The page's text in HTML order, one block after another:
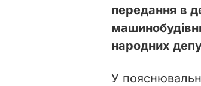
передання в
народних
У